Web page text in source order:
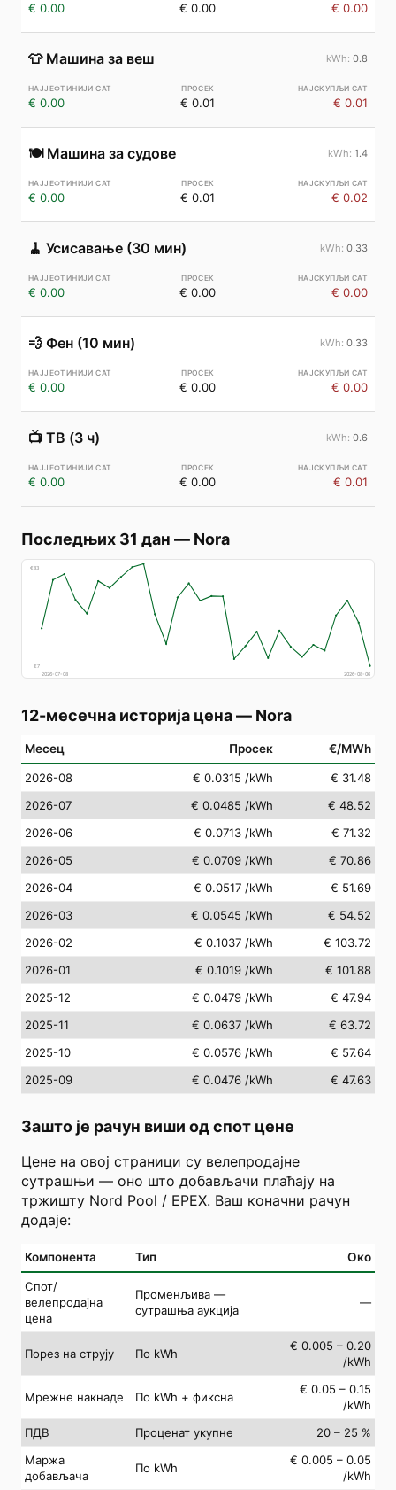
€ 0.00 € 0.00 € 0.00
👕 Машина за веш 0.8
€ 0.00 € 0.01 € 0.01
🍽️ Машина за судове 1.4
€ 0.00 € 0.01 € 0.02
🧹 Усисавање (30 мин) 0.33
€ 0.00 € 0.00 € 0.00
💨 Фен (10 мин) 0.33
€ 0.00 € 0.00 € 0.00
📺 ТВ (3 ч) 0.6
€ 0.00 € 0.00 € 0.01
Последњих 31 дан — Nora
€83
€7
2026-07-08
2026-08-06
12-месечна историја цена— Nora
Месец Просек €/MWh
2026-08 € 0.0315 /kWh
€ 31.48
2026-07
€ 0.0485 /kWh
€ 48.52
2026-06
€ 0.0713 /kWh
€ 71.32
2026-05
€ 0.0709 /kWh
€ 70.86
2026-04
€ 0.0517 /kWh
€ 51.69
2026-03
€ 0.0545 /kWh
€ 54.52
2026-02
€ 0.1037 /kWh
€ 103.72
2026-01
€ 0.1019 /kWh
€ 101.88
2025-12
€ 0.0479 /kWh
€ 47.94
2025-11
€ 0.0637 /kWh
€ 63.72
2025-10
€ 0.0576 /kWh
€ 57.64
2025-09
€ 0.0476 /kWh € 47.63
Зашто је рачун виши од спот цене
Цене на овој страници су велепродајне
сутрашњи — оно што добављачи плаћају на
тржишту Nord Pool / EPEX. Ваш коначни рачун
додаје:
Компонента Тип Око
Спот/
велепродајна
цена
Променљива —
сутрашња аукција
—
Порез на струју По kWh
€ 0.005 – 0.20
/kWh
Мрежне накнаде По kWh + фиксна
€ 0.05 – 0.15
/kWh
ПДВ
Проценат укупне
20 – 25 %
Маржа
добављача
По kWh
€ 0.005 – 0.05
/kWh